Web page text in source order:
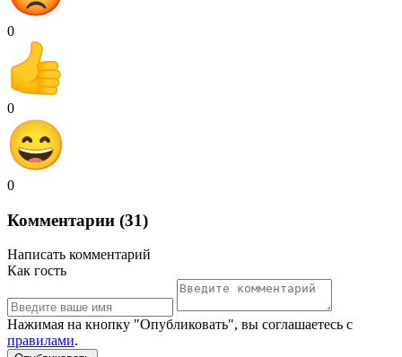
0
0
0
Комментарии (31)
Написать комментарий
Как гость
Нажимая на кнопку "Опубликовать", вы соглашаетесь с
правилами.